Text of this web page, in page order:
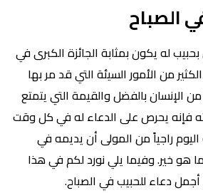
الصباح
بحبيب له يكون بمثابة الجائزة الكبرى في
من الأمور السيئة التي قد مر بها
الإنسان بالفضل والقيمة التي يتمتع
فإنه يحرص على الدعاء له في كل وقت
راجياً من المولى أن يديمه في
هو خير. وفيما يلي نورد لكم في هذا
أجمل دعاء للحبيب في الصباح.